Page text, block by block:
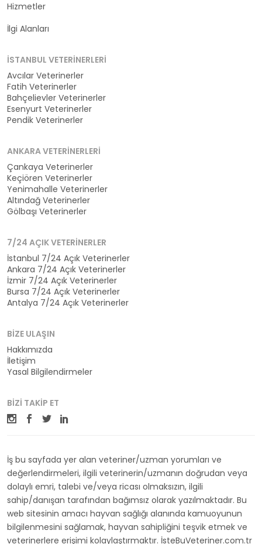
Hizmetler
İlgi Alanları
İSTANBUL VETERINERLERI
Avcılar Veterinerler
Fatih Veterinerler
Bahçelievler Veterinerler
Esenyurt Veterinerler
Pendik Veterinerler
ANKARA VETERINERLERI
Çankaya Veterinerler
Keçiören Veterinerler
Yenimahalle Veterinerler
Altındağ Veterinerler
Gölbaşı Veterinerler
7/24 AÇIK VETERINERLER
İstanbul 7/24 Açık Veterinerler
Ankara 7/24 Açık Veterinerler
İzmir 7/24 Açık Veterinerler
Bursa 7/24 Açık Veterinerler
Antalya 7/24 Açık Veterinerler
BIZE ULAŞIN
Hakkımızda
İletişim
Yasal Bilgilendirmeler
BIZI TAKIP ET
İş bu sayfada yer alan veteriner/uzman yorumları ve
değerlendirmeleri, ilgili veterinerin/uzmanın doğrudan veya
dolaylı emri, talebi ve/veya ricası olmaksızın, ilgili
sahip/danışan tarafından bağımsız olarak yazılmaktadır. Bu
web sitesinin amacı hayvan sağlığı alanında kamuoyunun
bilgilenmesini sağlamak, hayvan sahipliğini teşvik etmek ve
veterinerlere erişimi kolaylaştırmaktır. İsteBuVeteriner.com.tr